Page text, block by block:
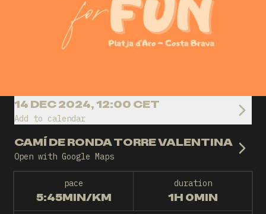
14 DEC 2024, 12:00 CET
Add to calendar
CAMÍ DE RONDA TORRE VALENTINA
Open with Google Maps
pace
5:45MIN/KM
duration
1H 0MIN